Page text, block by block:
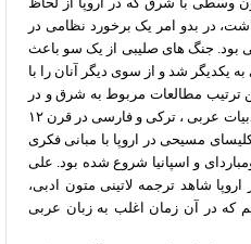
در بدو امر یک برخورد نظامی در
بود. جنگ های صلیبی از یک سو باعث
یکدیگر شد و از سوی دیگر آنان را با
ترتیب مطالعات مربوط به شرق و در
بطن آن آشنایی اروپاییان با زبان و ادبیات عربی ، ترکی و فارسی در قرن ۱۲
مسیحی در اروپا با مبانی فکری
و اسپانیا شروع شده بود. علی
قرن ۱۲ به بعد در اروپا شاهد ترجمه لاتینی متون ادبی،
در آن زمان اغلب به زبان عربی